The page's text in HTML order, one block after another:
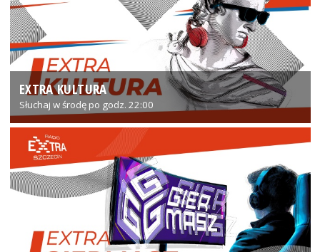
EXTRA KULTURA
Słuchaj w środę po godz. 22:00